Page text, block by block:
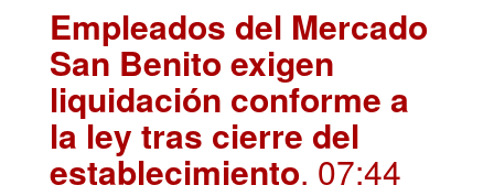
Empleados del Mercado
San Benito exigen
liquidación conforme a
la ley tras cierre del
establecimiento. 07:44